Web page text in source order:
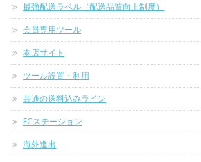
最強配送ラベル（配送品質向上制度）
会員専用ツール
本店サイト
ツール設置・利用
共通の送料込みライン
ECステーション
海外進出